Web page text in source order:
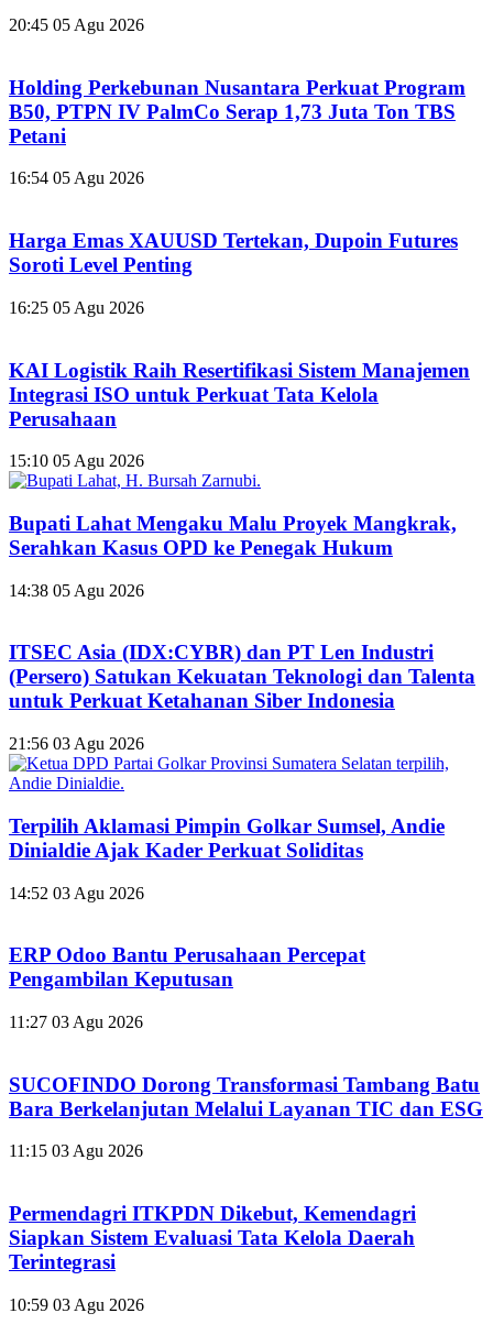
20:45 05 Agu 2026
Holding Perkebunan Nusantara Perkuat Program
B50, PTPN IV PalmCo Serap 1,73 Juta Ton TBS
Petani
16:54 05 Agu 2026
Harga Emas XAUUSD Tertekan, Dupoin Futures
Soroti Level Penting
16:25 05 Agu 2026
KAI Logistik Raih Resertifikasi Sistem Manajemen
Integrasi ISO untuk Perkuat Tata Kelola
Perusahaan
15:10 05 Agu 2026
Bupati Lahat Mengaku Malu Proyek Mangkrak,
Serahkan Kasus OPD ke Penegak Hukum
14:38 05 Agu 2026
ITSEC Asia (IDX:CYBR) dan PT Len Industri
(Persero) Satukan Kekuatan Teknologi dan Talenta
untuk Perkuat Ketahanan Siber Indonesia
21:56 03 Agu 2026
Terpilih Aklamasi Pimpin Golkar Sumsel, Andie
Dinialdie Ajak Kader Perkuat Soliditas
14:52 03 Agu 2026
ERP Odoo Bantu Perusahaan Percepat
Pengambilan Keputusan
11:27 03 Agu 2026
SUCOFINDO Dorong Transformasi Tambang Batu
Bara Berkelanjutan Melalui Layanan TIC dan ESG
11:15 03 Agu 2026
Permendagri ITKPDN Dikebut, Kemendagri
Siapkan Sistem Evaluasi Tata Kelola Daerah
Terintegrasi
10:59 03 Agu 2026